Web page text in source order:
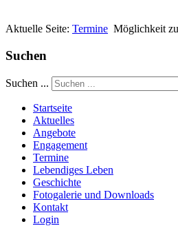
Aktuelle Seite: Termine Möglichkeit
Suchen
Suchen ...
Startseite
Aktuelles
Angebote
Engagement
Termine
Lebendiges Leben
Geschichte
Fotogalerie und Downloads
Kontakt
Login